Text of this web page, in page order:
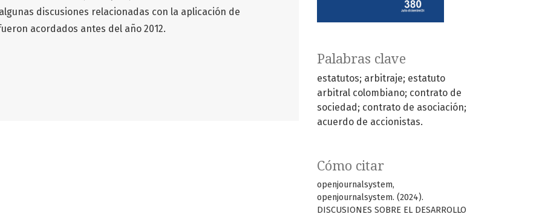
Palabras clave
estatutos; arbitraje; estatuto
arbitral colombiano; contrato de
sociedad; contrato de asociación;
acuerdo de accionistas.
Cómo citar
openjournalsystem,
openjournalsystem. (2024).
DISCUSIONES SOBRE EL DESARROLLO
discusiones relacionadas con la aplicación de
acordados antes del año 2012.